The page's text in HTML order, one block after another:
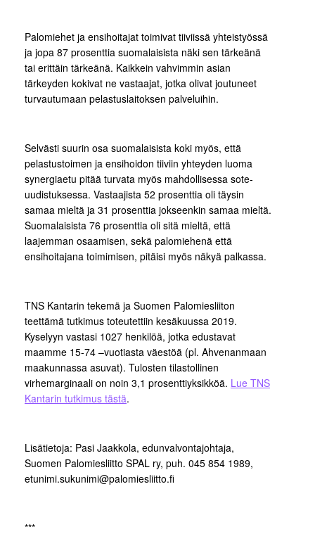
Palomiehet ja ensihoitajat toimivat tiiviissä yhteistyössä
ja jopa 87 prosenttia suomalaisista näki sen tärkeänä
tai erittäin tärkeänä. Kaikkein vahvimmin asian
tärkeyden kokivat ne vastaajat, jotka olivat joutuneet
turvautumaan pelastuslaitoksen palveluihin.
Selvästi suurin osa suomalaisista koki myös, että
pelastustoimen ja ensihoidon tiiviin yhteyden luoma
synergiaetu pitää turvata myös mahdollisessa sote-
uudistuksessa. Vastaajista 52 prosenttia oli täysin
samaa mieltä ja 31 prosenttia jokseenkin samaa mieltä.
Suomalaisista 76 prosenttia oli sitä mieltä, että
laajemman osaamisen, sekä palomiehenä että
ensihoitajana toimimisen, pitäisi myös näkyä palkassa.
TNS Kantarin tekemä ja Suomen Palomiesliiton
teettämä tutkimus toteutettiin kesäkuussa 2019.
Kyselyyn vastasi 1027 henkilöä, jotka edustavat
maamme 15-74 –vuotiasta väestöä (pl. Ahvenanmaan
maakunnassa asuvat). Tulosten tilastollinen
virhemarginaali on noin 3,1 prosenttiyksikköä. Lue TNS
Kantarin tutkimus tästä.
Lisätietoja: Pasi Jaakkola, edunvalvontajohtaja,
Suomen Palomiesliitto SPAL ry, puh. 045 854 1989,
etunimi.sukunimi@palomiesliitto.fi
***